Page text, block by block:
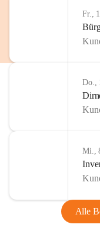
Fr.,
Do.,
Mi.,
Alle